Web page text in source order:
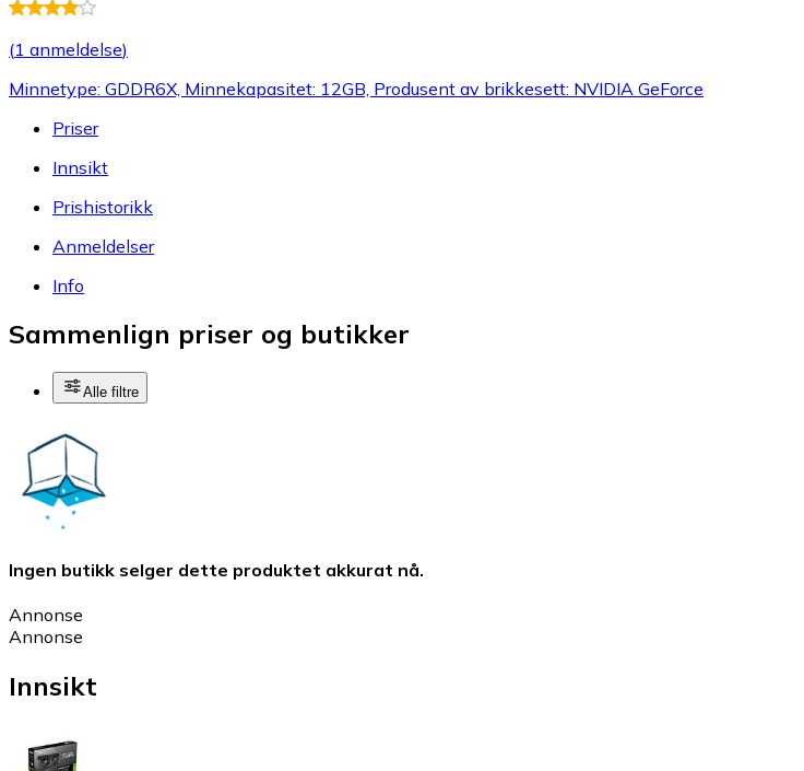
(1 anmeldelse)
Minnetype: GDDR6X, Minnekapasitet: 12GB, Produsent av brikkesett: NVIDIA GeForce
Priser
Innsikt
Prishistorikk
Anmeldelser
Info
Sammenlign priser og butikker
Alle filtre
Ingen butikk selger dette produktet akkurat nå.
Annonse
Annonse
Innsikt